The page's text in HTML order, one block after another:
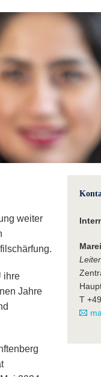
weiter
ihre
Jahre
T